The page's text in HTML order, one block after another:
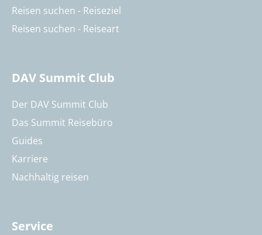
Reisen suchen - Reiseziel
Reisen suchen - Reiseart
DAV Summit Club
Der DAV Summit Club
Das Summit Reisebüro
Guides
Karriere
Nachhaltig reisen
Service